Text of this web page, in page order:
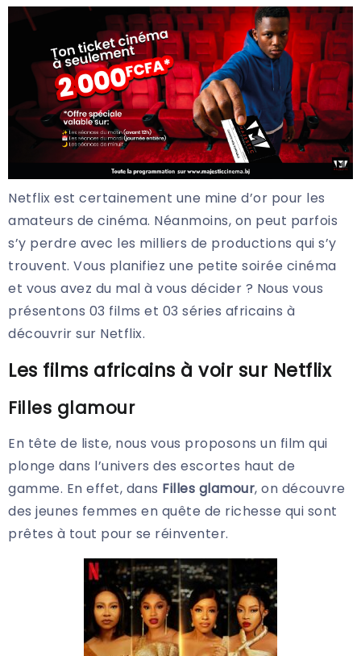
Netflix est certainement une mine d’or pour les
amateurs de cinéma. Néanmoins, on peut parfois
s’y perdre avec les milliers de productions qui s’y
trouvent. Vous planifiez une petite soirée cinéma
et vous avez du mal à vous décider ? Nous vous
présentons 03 films et 03 séries africains à
découvrir sur Netflix.
Les films africains à voir sur Netflix
Filles glamour
En tête de liste, nous vous proposons un film qui
plonge dans l’univers des escortes haut de
gamme. En effet, dans Filles glamour, on découvre
des jeunes femmes en quête de richesse qui sont
prêtes à tout pour se réinventer.